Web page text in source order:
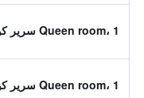
Queen room، 1 سرير كوين
Queen room، 1 سرير كوين